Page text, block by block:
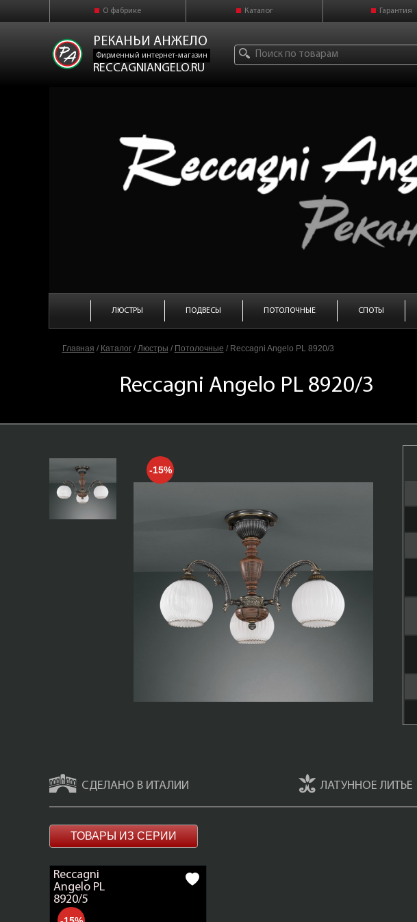
О фабрике Каталог Гарантия
РЕКАНЬИ АНЖЕЛО
Фирменный интернет-магазин
RECCAGNIANGELO.RU
ЛЮСТРЫ ПОДВЕСЫ ПОТОЛОЧНЫЕ СПОТЫ
Главная / Каталог/ Люстры / Потолочные / Reccagni Angelo PL 8920/3
Reccagni Angelo PL 8920/3
-15%
СДЕЛАНО В ИТАЛИИ ЛАТУННОЕ ЛИТЬЕ
ТОВАРЫ ИЗ СЕРИИ
Reccagni
Angelo PL
8920/5